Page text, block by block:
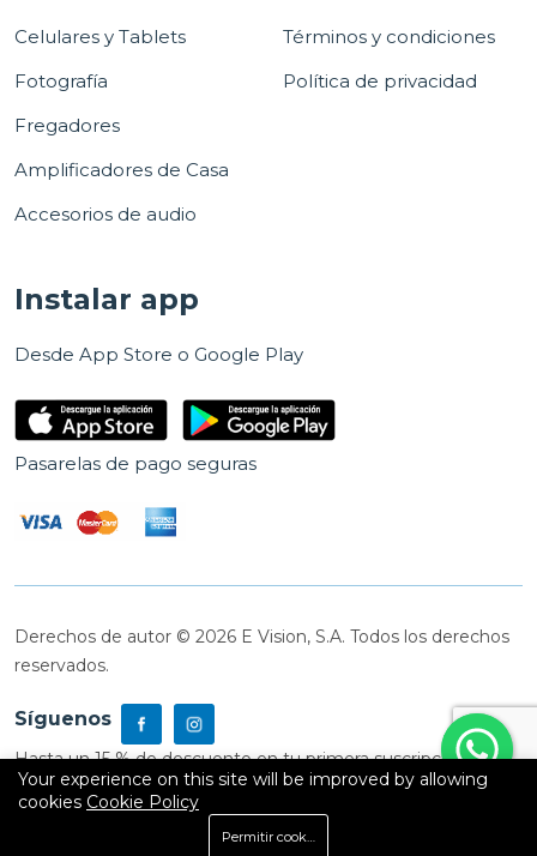
Celulares y Tablets
Fotografía
Fregadores
Amplificadores de Casa
Accesorios de audio
Términos y condiciones
Política de privacidad
Instalar app
Desde App Store o Google Play
Pasarelas de pago seguras
Derechos de autor © 2026 E Vision, S.A. Todos los derechos
reservados.
Síguenos
Hasta un 15 % de descuento en tu primera suscripción
Carrito
Your experience on this site will be improved by allowing
cookies Cookie Policy
Permitir cookies